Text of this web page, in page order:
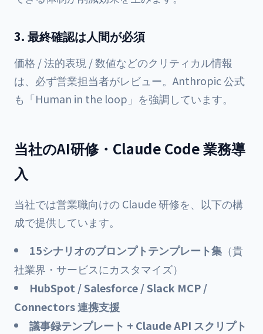
3. 最終確認は人間が必須
価格 / 法的表現 / 数値などのクリティカル情報
は、必ず営業担当者がレビュー。Anthropic 公式
も「Human in the loop」を強調しています。
当社のAI研修・Claude Code 業務導
入
当社では営業職向けの Claude 研修を、以下の構
成で提供しています。
15シナリオのプロンプトテンプレート集 （貴
社業界・サービスにカスタマイズ）
HubSpot / Salesforce / Slack MCP /
Connectors 連携支援
議事録テンプレート + Claude API スクリプト